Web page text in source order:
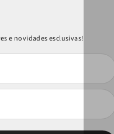
e novidades esclusivas!